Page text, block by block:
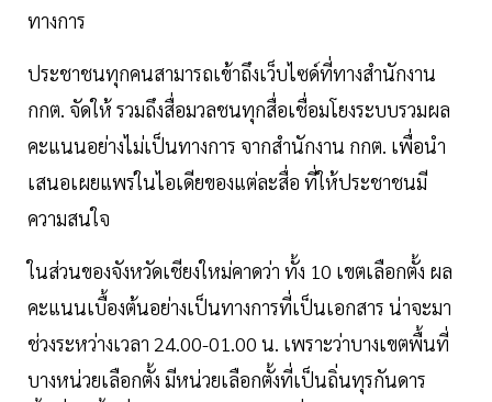
ทางการ
ประชาชนทุกคนสามารถเข้าถึงเว็บไซด์ที่ทางสำนักงาน
กกต. จัดให้ รวมถึงสื่อมวลชนทุกสื่อเชื่อมโยงระบบรวมผล
คะแนนอย่างไม่เป็นทางการ จากสำนักงาน กกต. เพื่อนำ
เสนอเผยแพร่ในไอเดียของแต่ละสื่อ ที่ให้ประชาชนมี
ความสนใจ
ในส่วนของจังหวัดเชียงใหม่คาดว่า ทั้ง 10 เขตเลือกตั้ง ผล
คะแนนเบื้องต้นอย่างเป็นทางการที่เป็นเอกสาร น่าจะมา
ช่วงระหว่างเวลา 24.00-01.00 น. เพราะว่าบางเขตพื้นที่
บางหน่วยเลือกตั้ง มีหน่วยเลือกตั้งที่เป็นถิ่นทุรกันดาร